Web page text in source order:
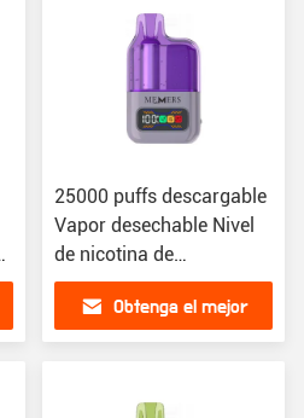
25000 puffs descargable
Vapor desechable Nivel
de nicotina de
0mg/20mg con batería
de 900mAhObtenga el mejor